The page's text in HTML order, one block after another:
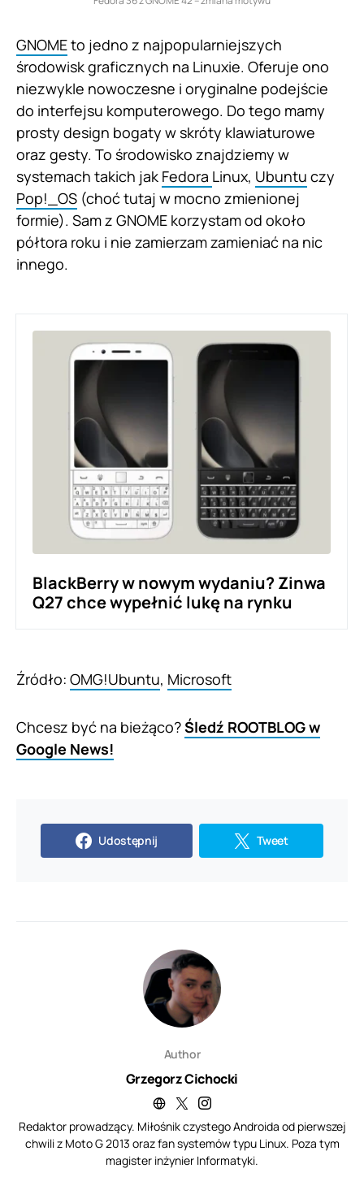
GNOMEto jedno z najpopularniejszych
środowisk graficznych na Linuxie. Oferuje ono
niezwykle nowoczesne i oryginalne podejście
do interfejsu komputerowego. Do tego mamy
prosty design bogaty w skróty klawiaturowe
oraz gesty. To środowisko znajdziemy w
systemach takich jak Fedora Linux, Ubuntu czy
Pop!_OS (choć tutaj w mocno zmienionej
formie). Sam z GNOME korzystam od około
półtora roku i nie zamierzam zamieniać na nic
innego.
BlackBerry w nowym wydaniu? Zinwa
Q27 chce wypełnić lukę na rynku
Źródło: OMG!Ubuntu, Microsoft
Chcesz być na bieżąco?Śledź ROOTBLOG w
Google News!
Udostępnij Tweet
Author
Grzegorz Cichocki
Redaktor prowadzący. Miłośnik czystego Androida od pierwszej
chwili z Moto G 2013 oraz fan systemów typu Linux. Poza tym
magister inżynier Informatyki.